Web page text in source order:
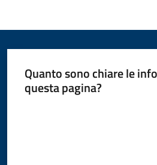
Quanto sono chiare le
questa pagina?